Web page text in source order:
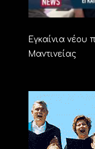
Εγκαίνια νέου
Μαντινείας